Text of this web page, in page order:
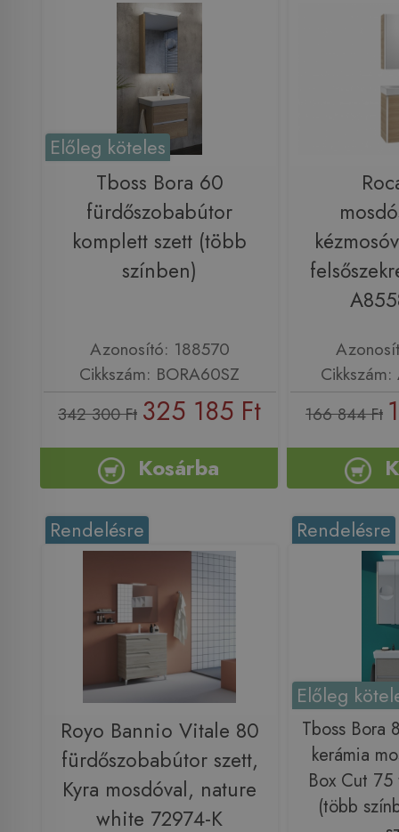
Előleg köteles
Tboss Bora 60
fürdőszobabútor
komplett szett (több
színben)
Azonosító: 188570
Cikkszám: BORA60SZ
342 300 Ft 325 185 Ft
Kosárba
166 844 Ft
Rendelésre
Royo Bannio Vitale 80
fürdőszobabútor szett,
Kyra mosdóval, nature
white 72974-K
Rendelésre
Előleg
Tboss Bora
kerámia
Box Cut 75
(több